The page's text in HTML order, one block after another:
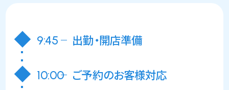
9:45 出勤・開店準備
10:00 ご予約のお客様対応